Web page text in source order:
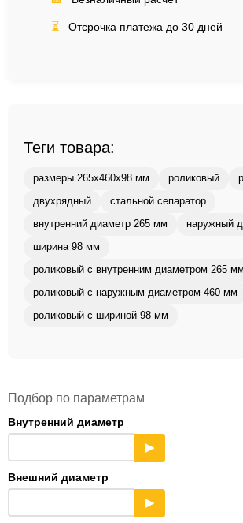
⏳ Отсрочка платежа до 30 дней
Теги товара:
размеры 265x460x98 мм роликовый
двухрядный стальной сепаратор
внутренний диаметр 265 мм наружный
ширина 98 мм
роликовый с внутренним диаметром 265 мм
роликовый с наружным диаметром 460 мм
роликовый с шириной 98 мм
Подбор по параметрам
Внутренний диаметр
▶
Внешний диаметр
▶